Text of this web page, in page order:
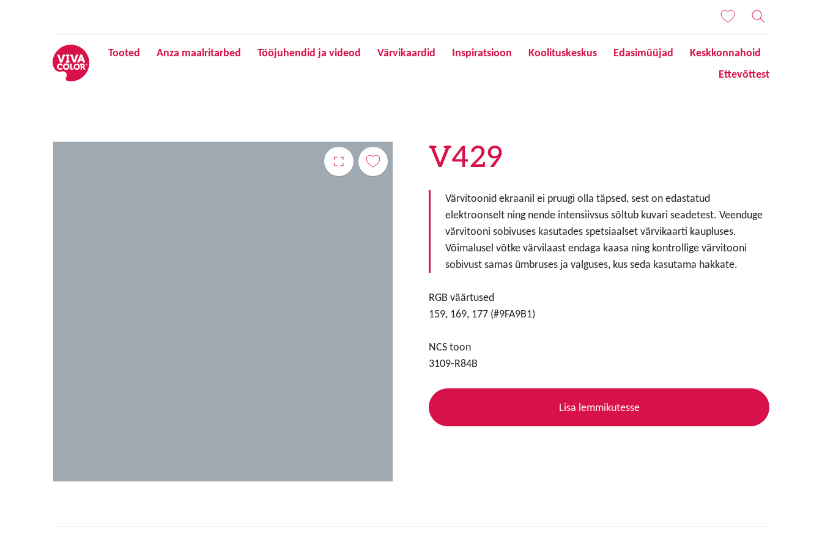
Tooted Anza maalritarbed Tööjuhendid ja videod Värvikaardid Inspiratsioon Koolituskeskus Edasimüüjad
Keskkonnahoid
Ettevõttest
V429
Värvitoonid ekraanil ei pruugi olla täpsed, sest on edastatud
elektroonselt ning nende intensiivsus sõltub kuvari seadetest. Veenduge
värvitooni sobivuses kasutades spetsiaalset värvikaarti kaupluses.
Võimalusel võtke värvilaast endaga kaasa ning kontrollige värvitooni
sobivust samas ümbruses ja valguses, kus seda kasutama hakkate.
RGB väärtused
159, 169, 177 (#9FA9B1)
NCS toon
3109-R84B
Lisa lemmikutesse